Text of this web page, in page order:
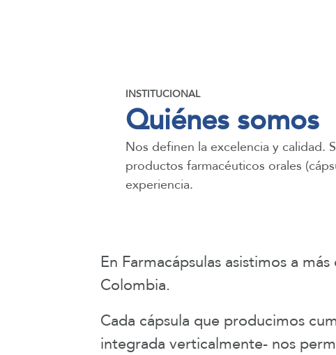
INSTITUCIONAL
Quiénes somos
Nos definen la excelencia y calidad.
productos farmacéuticos orales
experiencia.
En Farmacápsulas asistimos a
Colombia.
Cada cápsula que producimos
integrada verticalmente- nos